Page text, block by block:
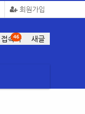
회원가입
접속자
46 새글